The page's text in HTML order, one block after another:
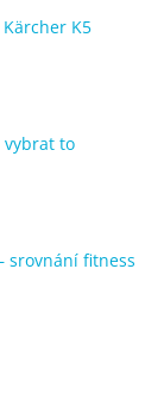
K5
vybrat to
srovnání fitness